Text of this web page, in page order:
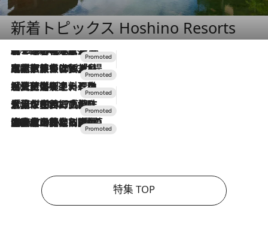
新着トピックス Hoshino Resorts
2026.8.7
【トンボの足水浴】ヒノキの香りに包まれて涼感マックス！約13℃の湧水かけ流しを避暑地「星野温泉 トンボの湯」で体験
2026.7.31
【ホテル帰省】という選択肢をOMOが提案。家族とほどよい距離を保つには「昼は実家、夜は気兼ねなくホテルで！」
2026.7.24
【夏限定ディナーコース】旬を迎える稚鮎や花ズッキーニなどをイタリア・トスカーナの郷土料理の手法で満喫！
2026.7.17
「土佐和ハーブかき氷」がOMO7高知に登場！生姜、山椒、大葉など目にも舌にも涼を呼ぶ郷土の味
2026.7.10
NEW OPEN！【界 草津】名湯の地に誕生。趣の異なる2種の温泉と上州ならではの会席・蕎麦割烹など美食を味わう究極の癒やし旅
特集 TOP